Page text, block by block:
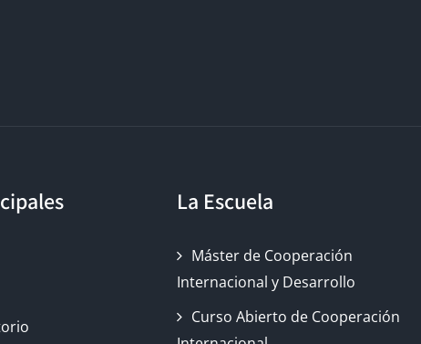
La Escuela
Máster de Cooperación
Internacional y Desarrollo
Curso Abierto de Cooperación